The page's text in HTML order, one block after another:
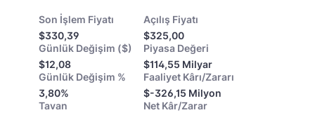
Son İşlem Fiyatı
$330,39
Açılış Fiyatı
$325,00
Günlük Değişim ($)
$12,08
Piyasa Değeri
$114,55 Milyar
Günlük Değişim %
3,80%
Faaliyet Kârı/Zararı
$-326,15 Milyon
Tavan
Net Kâr/Zarar